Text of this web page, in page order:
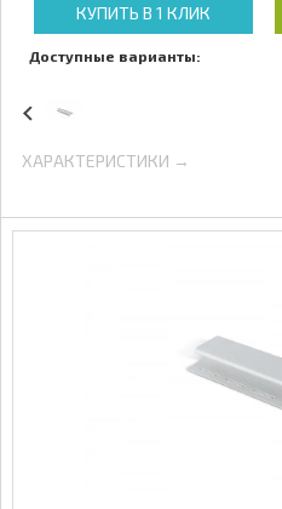
КУПИТЬ В 1 КЛИК
Доступные варианты:
ХАРАКТЕРИСТИКИ →